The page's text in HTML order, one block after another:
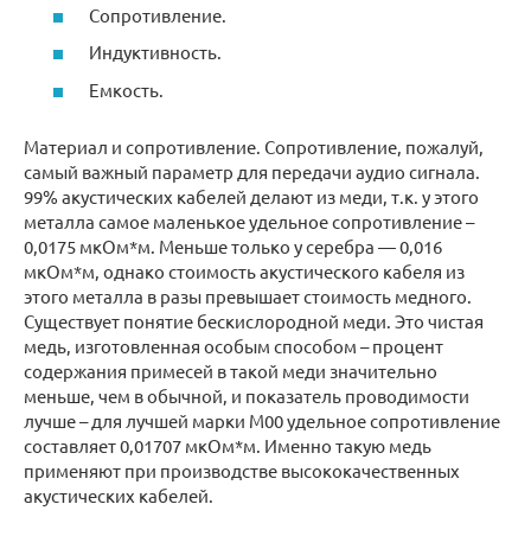
Сопротивление.
Индуктивность.
Емкость.
Материал и сопротивление. Сопротивление, пожалуй,
самый важный параметр для передачи аудио сигнала.
99% акустических кабелей делают из меди, т.к. у этого
металла самое маленькое удельное сопротивление –
0,0175 мкОм*м. Меньше только у серебра — 0,016
мкОм*м, однако стоимость акустического кабеля из
этого металла в разы превышает стоимость медного.
Существует понятие бескислородной меди. Это чистая
медь, изготовленная особым способом – процент
содержания примесей в такой меди значительно
меньше, чем в обычной, и показатель проводимости
лучше – для лучшей марки М00 удельное сопротивление
составляет 0,01707 мкОм*м. Именно такую медь
применяют при производстве высококачественных
акустических кабелей.